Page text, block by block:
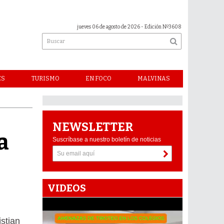
jueves 06 de agosto de 2026 - Edición Nº3608
TURISMO EN FOCO MALVINAS
NEWSLETTER
Suscríbase a nuestro boletín de noticias
VIDEOS